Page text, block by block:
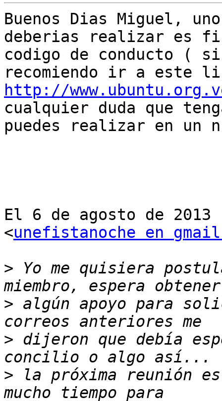
Buenos Dias Miguel,
deberias realizar es
codigo de conducto (
http://
cualquier duda que
puedes realizar en un
El 6 de agosto de 2013
<unefistanoche en
> Yo me quisiera
> algún apoyo para
> dijeron que debía
> la próxima reunión